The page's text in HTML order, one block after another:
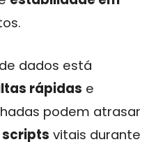
dados está
rápidas e
podem atrasar
vitais durante